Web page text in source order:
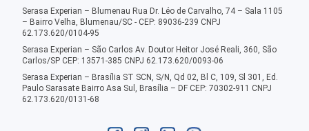
Serasa Experian – Blumenau Rua Dr. Léo de Carvalho, 74 – Sala 1105
– Bairro Velha, Blumenau/SC - CEP: 89036-239 CNPJ
62.173.620/0104-95
Serasa Experian – São Carlos Av. Doutor Heitor José Reali, 360, São
Carlos/SP CEP: 13571-385 CNPJ 62.173.620/0093-06
Serasa Experian – Brasília ST SCN, S/N, Qd 02, Bl C, 109, Sl 301, Ed.
Paulo Sarasate Bairro Asa Sul, Brasília – DF CEP: 70302-911 CNPJ
62.173.620/0131-68